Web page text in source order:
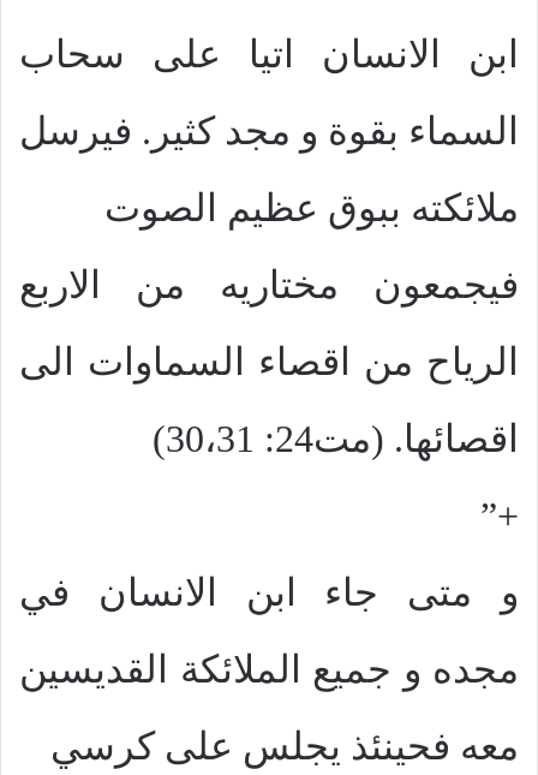
ابن الانسان اتيا على سحاب
السماء بقوة و مجد كثير. فيرسل
ملائكته ببوق عظيم الصوت
فيجمعون مختاريه من الاربع
الرياح من اقصاء السماوات الى
اقصائها. (مت24: 30،31)
+”
و متى جاء ابن الانسان في
مجده و جميع الملائكة القديسين
معه فحينئذ يجلس على كرسي